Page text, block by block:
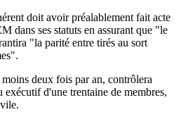
doit avoir préalablement fait acte
dans ses statuts en assurant que "le
"la parité entre tirés au sort
deux fois par an, contrôlera
d'une trentaine de membres,